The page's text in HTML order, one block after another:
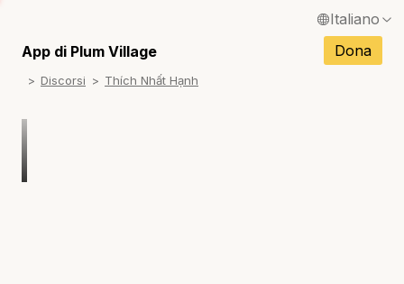
Italiano
App di Plum Village Dona
Discorsi Thích Nhất Hạnh